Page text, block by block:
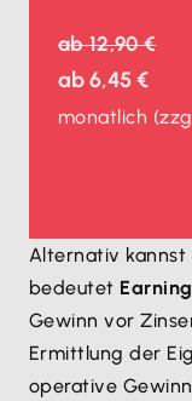
ab12,90 €
ab6,45 €
monatlich
Alternativ kannst
bedeutet
Gewinn vor
Ermittlung der
operative